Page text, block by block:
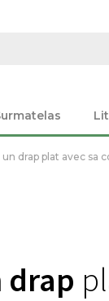
drap plat avec sa
drap